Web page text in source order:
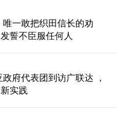
一敢把织田信长的劝
誓不臣服任何人
府代表团到访广联达 ，
实践